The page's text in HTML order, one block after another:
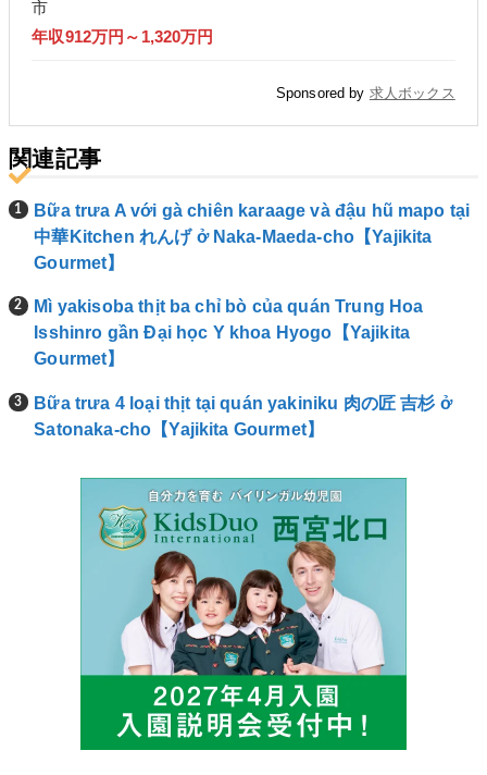
市
年収912万円～1,320万円
Sponsored by 求人ボックス
関連記事
Bữa trưa A với gà chiên karaage và đậu hũ mapo tại
中華Kitchen れんげ ở Naka-Maeda-cho【Yajikita
Gourmet】
Mì yakisoba thịt ba chỉ bò của quán Trung Hoa
Isshinro gần Đại học Y khoa Hyogo【Yajikita
Gourmet】
Bữa trưa 4 loại thịt tại quán yakiniku 肉の匠 吉杉 ở
Satonaka-cho【Yajikita Gourmet】